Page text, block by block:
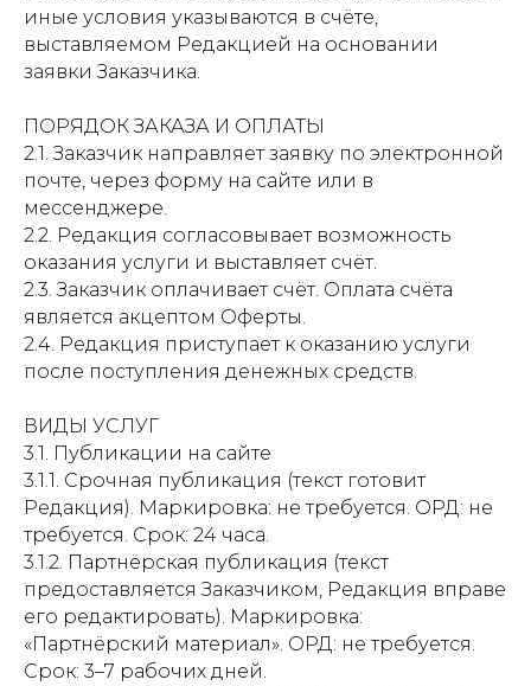
иные условия указываются в счёте,
выставляемом Редакцией на основании
заявки Заказчика.
ПОРЯДОК ЗАКАЗА И ОПЛАТЫ
2.1. Заказчик направляет заявку по электронной
почте, через форму на сайте или в
мессенджере.
2.2. Редакция согласовывает возможность
оказания услуги и выставляет счёт.
2.3. Заказчик оплачивает счёт. Оплата счёта
является акцептом Оферты.
2.4. Редакция приступает к оказанию услуги
после поступления денежных средств.
ВИДЫ УСЛУГ
3.1. Публикации на сайте
3.1.1. Срочная публикация (текст готовит
Редакция). Маркировка: не требуется. ОРД: не
требуется. Срок: 24 часа.
3.1.2. Партнёрская публикация (текст
предоставляется Заказчиком, Редакция вправе
его редактировать). Маркировка:
«Партнёрский материал». ОРД: не требуется.
Срок: 3–7 рабочих дней.